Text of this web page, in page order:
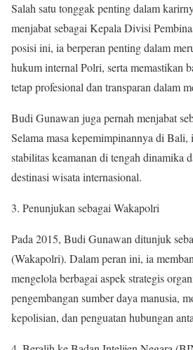
Salah satu tonggak penting dalam
menjabat sebagai Kepala Divisi
posisi ini, ia berperan penting dalam
hukum internal Polri, serta memastikan
tetap profesional dan transparan dalam
Budi Gunawan juga pernah menjabat
Selama masa kepemimpinannya di Bali,
stabilitas keamanan di tengah dinamika
destinasi wisata internasional.
Penunjukan sebagai Wakapolri
Pada 2015, Budi Gunawan ditunjuk
(Wakapolri). Dalam peran ini, ia
mengelola berbagai aspek strategis
pengembangan sumber daya manusia,
kepolisian, dan penguatan hubungan